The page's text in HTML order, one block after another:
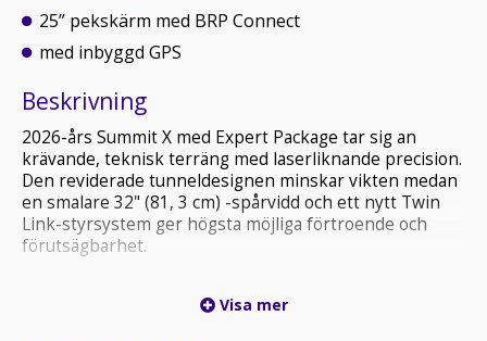
25” pekskärm med BRP Connect
med inbyggd GPS
Beskrivning
2026-års Summit X med Expert Package tar sig an
krävande, teknisk terräng med laserliknande precision.
Den reviderade tunneldesignen minskar vikten medan
en smalare 32" (81, 3 cm) -spårvidd och ett nytt Twin
Link-styrsystem ger högsta möjliga förtroende och
förutsägbarhet.
förutsägbarhet i djupsnö.Visa mer